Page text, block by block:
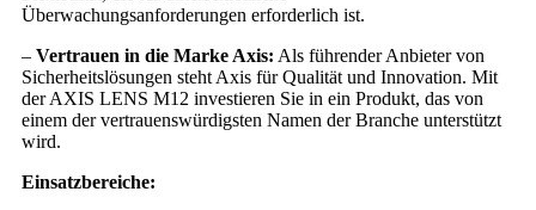
Überwachungsanforderungen erforderlich ist.
– Vertrauen in die Marke Axis: Als führender Anbieter von
Sicherheitslösungen steht Axis für Qualität und Innovation. Mit
der AXIS LENS M12 investieren Sie in ein Produkt, das von
einem der vertrauenswürdigsten Namen der Branche unterstützt
wird.
Einsatzbereiche: